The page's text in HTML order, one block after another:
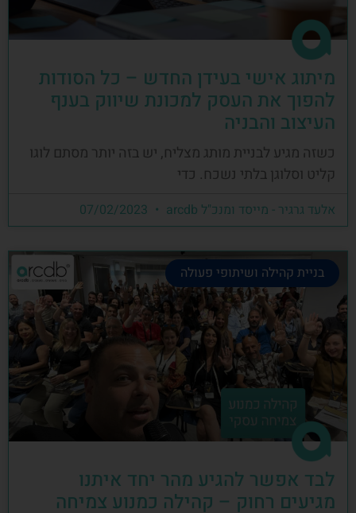
מיתוג אישי בעידן החדש – כל הסודות
להפוך את העסק למכונת שיווק בענף
העיצוב והבניה
כשזה מגיע לבניית מותג מצליח, יש בזה יותר מסתם לוגו
קליט וסלוגן בלתי נשכח. כדי
אלעד גרגיר - מייסד ומנכ"ל arcdb
בניית קהילה ושיתופי פעולה
לבד אפשר להגיע מהר יחד איתנו
מגיעים רחוק – קהילה כמנוע צמיחה